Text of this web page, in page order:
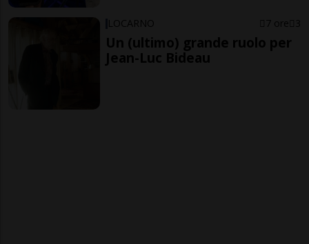
LOCARNO 7 ore 3
Un (ultimo) grande ruolo per
Jean-Luc Bideau